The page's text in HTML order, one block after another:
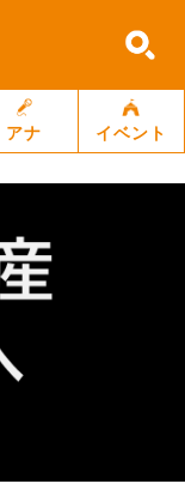
アナ イベント